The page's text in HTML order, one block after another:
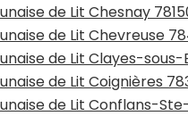
de Lit Chesnay
de Lit Chevreuse
de Lit Clayes-sous-
de Lit Coignières
de Lit Conflans-